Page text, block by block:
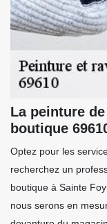
La peinture
boutique
Optez pour les
recherchez un
boutique à Sainte
nous serons en